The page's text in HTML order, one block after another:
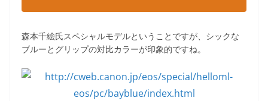
森本千絵氏スペシャルモデルということですが、シックな
ブルーとグリップの対比カラーが印象的ですね。